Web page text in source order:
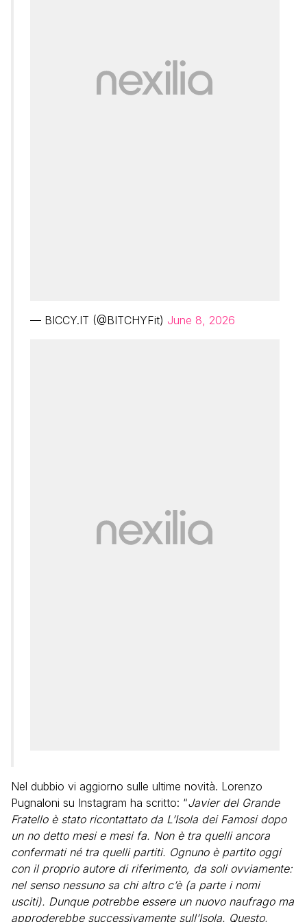
— BICCY.IT (@BITCHYFit) June 8, 2026
Nel dubbio vi aggiorno sulle ultime novità. Lorenzo
Pugnaloni su Instagram ha scritto: “Javier del Grande
Fratello è stato ricontattato da L’Isola dei Famosi dopo
un no detto mesi e mesi fa. Non è tra quelli ancora
confermati né tra quelli partiti. Ognuno è partito oggi
con il proprio autore di riferimento, da soli ovviamente:
nel senso nessuno sa chi altro c’è (a parte i nomi
usciti). Dunque potrebbe essere un nuovo naufrago ma
approderebbe successivamente sull’Isola. Questo,